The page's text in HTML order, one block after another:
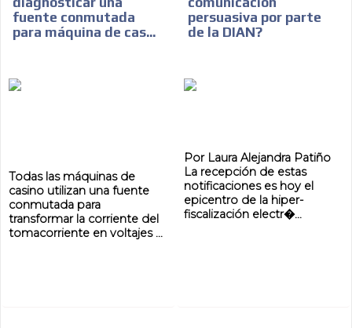
fuente conmutada
para máquina de cas...
Todas las máquinas de
casino utilizan una fuente
conmutada para
transformar la corriente del
tomacorriente en voltajes ...
persuasiva por parte
de la DIAN?
Por Laura Alejandra Patiño
La recepción de estas
notificaciones es hoy el
epicentro de la hiper-
fiscalización electr�...